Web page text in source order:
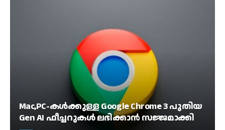
Mac,PC-കൾക്കുള്ള Google Chrome 3 പുതിയ
Gen AI ഫീച്ചറുകൾ ലഭിക്കാൻ സജ്ജമാക്കി